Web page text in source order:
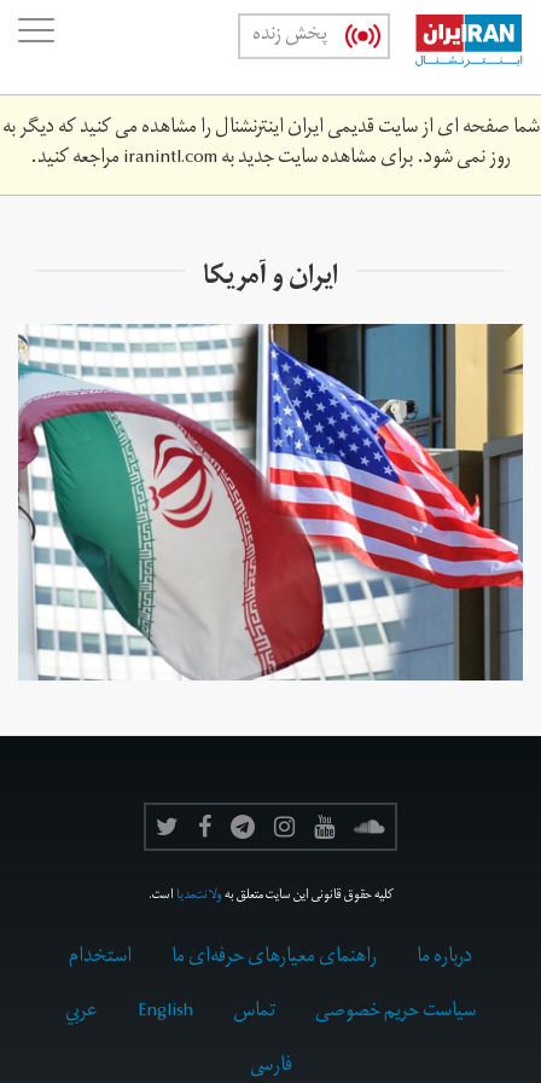
Skip
main
content
پخش زنده
شما صفحه ای از سایت قدیمی ایران اینترنشنال را مشاهده می کنید که دیگر به
روز نمی شود. برای مشاهده سایت جدید بهiranintl.comمراجعه کنید.
ایران و آمریکا
کلیه حقوق قانونی این سایت متعلق بهولانت‌مدیااست.
درباره ما راهنمای معیارهای حرفه‌ای ما
استخدام
سیاست حریم خصوصی
تماس English
عربي
فارسى